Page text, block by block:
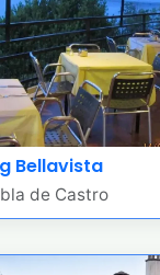
Bellavista
de Castro